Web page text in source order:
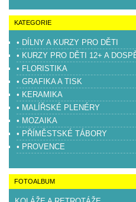
KATEGORIE
• DÍLNY A KURZY PRO DĚTI
• KURZY PRO DĚTI 12+ A
• FLORISTIKA
• GRAFIKA A TISK
• KERAMIKA
• MALÍŘSKÉ PLENÉRY
• MOZAIKA
• PŘÍMĚSTSKÉ TÁBORY
• PROVENCE
FOTOALBUM